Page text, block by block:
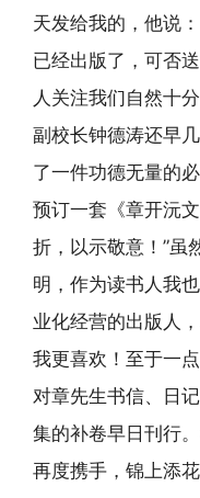
天发给我的，他说
已经出版了，可否
人关注我们自然十
副校长钟德涛还早
了一件功德无量的
预订一套《章开沅
折，以示敬意！”虽
明，作为读书人我
业化经营的出版人
我更喜欢！至于一
对章先生书信、日
集的补卷早日刊行
再度携手，锦上添花